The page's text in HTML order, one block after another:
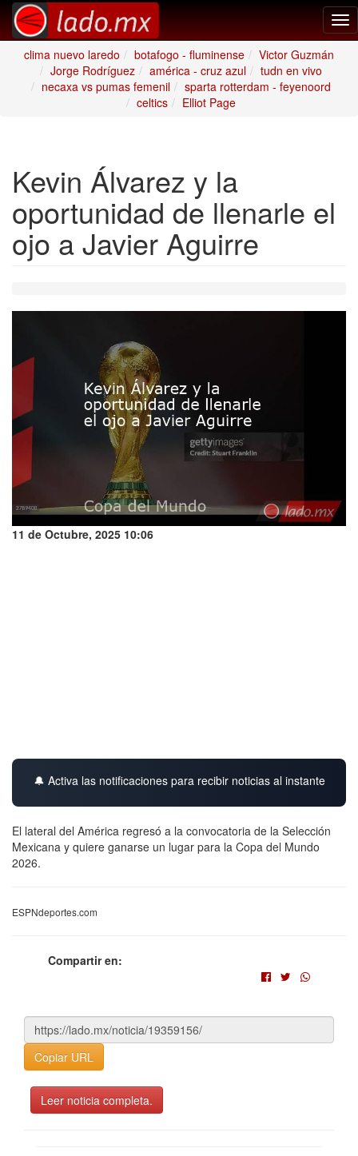
clima nuevo laredo
botafogo - fluminense
Victor Guzmán
Jorge Rodríguez
américa - cruz azul
tudn en vivo
necaxa vs pumas femenil
sparta rotterdam - feyenoord
celtics
Elliot Page
Kevin Álvarez y la
oportunidad de llenarle el
ojo a Javier Aguirre
11 de Octubre, 2025 10:06
🔔 Activa las notificaciones para recibir noticias al instante
El lateral del América regresó a la convocatoria de la Selección
Mexicana y quiere ganarse un lugar para la Copa del Mundo
2026.
ESPNdeportes.com
Compartir en:
Copiar URL
Leer noticia completa.